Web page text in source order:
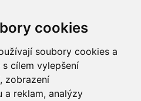
cookies
soubory cookies a
cílem vylepšení
zobrazení
a reklam, analýzy